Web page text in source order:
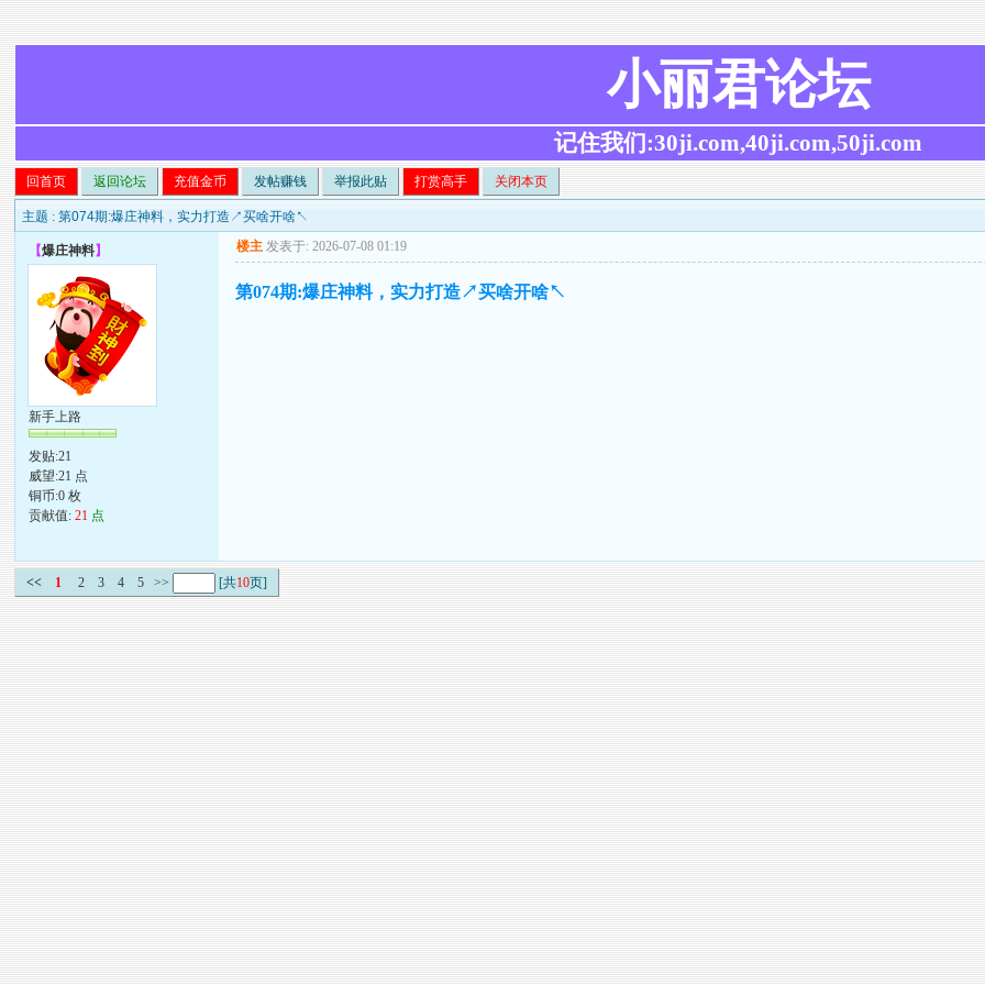
小丽君论坛
记住我们:30ji.com,40ji.com,50ji.com
回首页 返回论坛 充值金币 发帖赚钱 举报此贴 打赏高手 关闭本页
主题 :第074期:爆庄神料，实力打造↗买啥开啥↖
【爆庄神料】
新手上路
发贴:21
威望:21 点
铜币:0 枚
贡献值:21 点
楼主 发表于: 2026-07-08 01:19
第074期:爆庄神料，实力打造↗买啥开啥↖
<< 1 2 3 4 5 >> [共10页]